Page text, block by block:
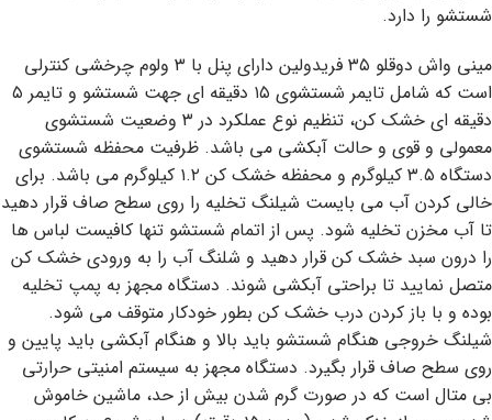
شستشو را دارد.
مینی واش دوقلو ۳۵ فریدولین دارای پنل با ۳ ولوم چرخشی کنترلی
است که شامل تایمر شستشوی ۱۵ دقیقه ای جهت شستشو و تایمر ۵
دقیقه ای خشک کن، تنظیم نوع عملکرد در ۳ وضعیت شستشوی
معمولی و قوی و حالت آبکشی می باشد. ظرفیت محفظه شستشوی
دستگاه ۳.۵ کیلوگرم و محفظه خشک کن ۱.۲ کیلوگرم می باشد. برای
خالی کردن آب می بایست شیلنگ تخلیه را روی سطح صاف قرار دهید
تا آب مخزن تخلیه شود. پس از اتمام شستشو تنها کافیست لباس ها
را درون سبد خشک کن قرار دهید و شلنگ آب را به ورودی خشک کن
متصل نمایید تا براحتی آبکشی شوند. دستگاه مجهز به پمپ تخلیه
بوده و با باز کردن درب خشک کن بطور خودکار متوقف می شود.
شیلنگ خروجی هنگام شستشو باید بالا و هنگام آبکشی باید پایین و
روی سطح صاف قرار بگیرد. دستگاه مجهز به سیستم امنیتی حرارتی
بی متال است که در صورت گرم شدن بیش از حد، ماشین خاموش